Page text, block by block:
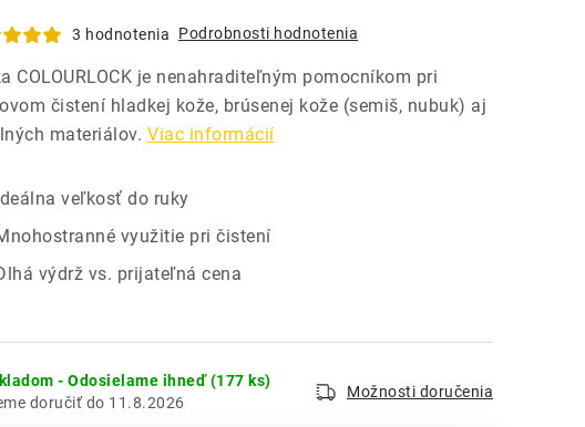
3 hodnotenia Podrobnosti hodnotenia
COLOURLOCK je nenahraditeľným pomocníkom pri
čistení hladkej kože, brúsenej kože (semiš, nubuk) aj
materiálov. Viac informácií
veľkosť do ruky
využitie pri čistení
výdrž vs. prijateľná cena
- Odosielame ihneď(177 ks)
11.8.2026
Možnosti doručenia